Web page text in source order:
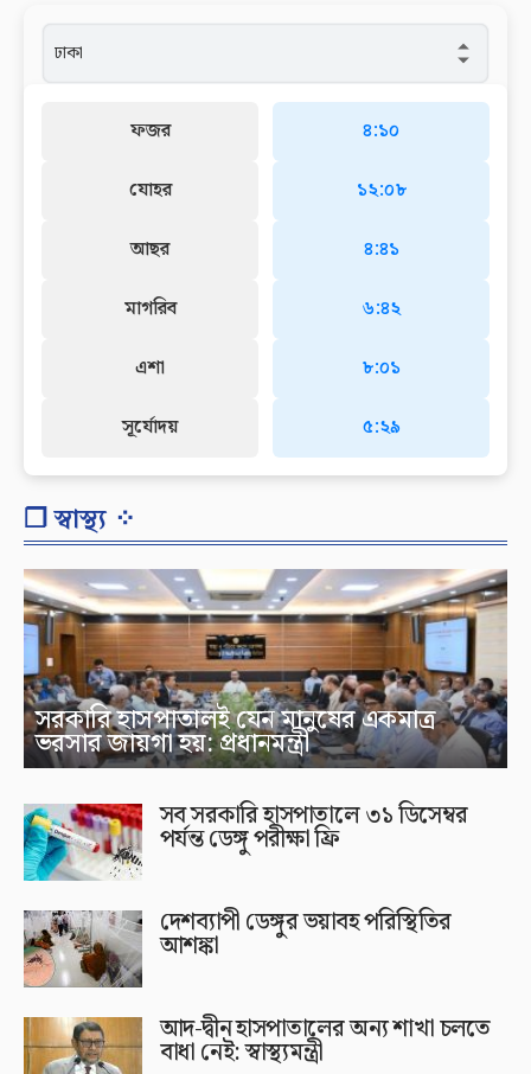
ফজর
যোহর
আছর
মাগরিব
এশা
সূর্যোদয়
৪:১০
১২:০৮
৪:৪১
৬:৪২
৮:০১
৫:২৯
❐ স্বাস্থ্য ⁘
সরকারি হাসপাতালই যেন মানুষের একমাত্র
ভরসার জায়গা হয়: প্রধানমন্ত্রী
সব সরকারি হাসপাতালে ৩১ ডিসেম্বর
পর্যন্ত ডেঙ্গু পরীক্ষা ফ্রি
দেশব্যাপী ডেঙ্গুর ভয়াবহ পরিস্থিতির
আশঙ্কা
আদ-দ্বীন হাসপাতালের অন্য শাখা চলতে
বাধা নেই: স্বাস্থ্যমন্ত্রী